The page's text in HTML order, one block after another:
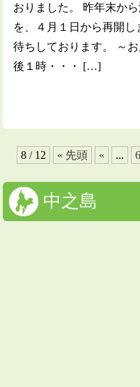
おりました。 昨年末か
を、４月１日から再開
待ちしております。 ～
後１時・・・ […]
8 / 12 « 先頭 « ... 6
中之島